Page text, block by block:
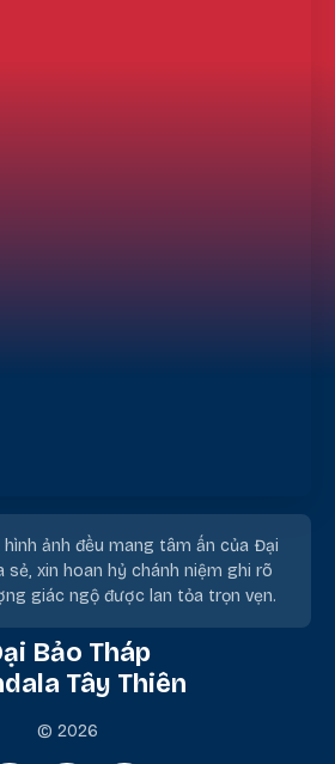
ảnh đều mang tâm ấn của Đại
sẻ, xin hoan hỷ chánh niệm ghi rõ
giác ngộ được lan tỏa trọn vẹn.
Bảo Tháp
Tây Thiên
© 2026